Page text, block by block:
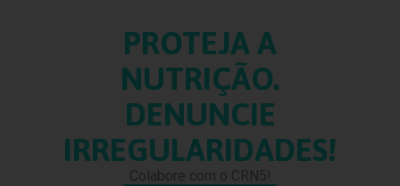
PROTEJA A
NUTRIÇÃO.
DENUNCIE
IRREGULARIDADES!
Colabore com o CRN5!